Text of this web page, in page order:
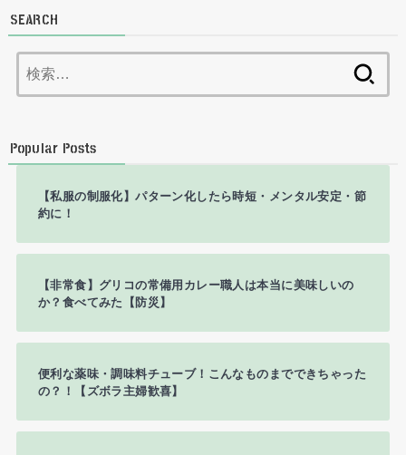
SEARCH
索:
Popular Posts
【私服の制服化】パターン化したら時短・メンタル安定・節
約に！
【非常食】グリコの常備用カレー職人は本当に美味しいの
か？食べてみた【防災】
便利な薬味・調味料チューブ！こんなものまでできちゃった
の？！【ズボラ主婦歓喜】